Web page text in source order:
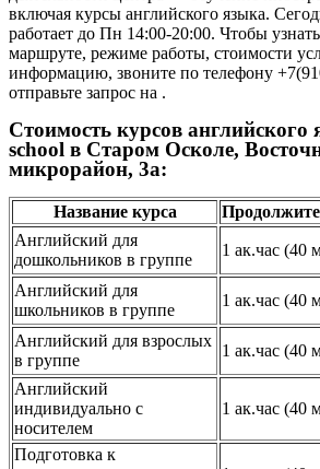
включая курсы английского языка.
работает до Пн 14:00-20:00. Чтобы
маршруте, режиме работы, стоимости
информацию, звоните по телефону
отправьте запрос на .
Стоимость курсов английского
school в Старом Осколе,
микрорайон, 3а:
Название курса
Английский для
дошкольников в группе
1 ак.час (40
Английский для
школьников в группе
1 ак.час (40
Английский для взрослых
в группе
1 ак.час (40
Английский
индивидуально с
носителем
1 ак.час (40
Подготовка к